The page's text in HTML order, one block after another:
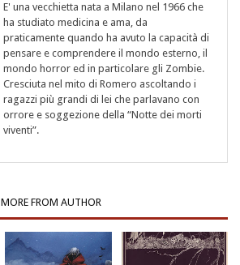
E' una vecchietta nata a Milano nel 1966 che
ha studiato medicina e ama, da
praticamente quando ha avuto la capacità di
pensare e comprendere il mondo esterno, il
mondo horror ed in particolare gli Zombie.
Cresciuta nel mito di Romero ascoltando i
ragazzi più grandi di lei che parlavano con
orrore e soggezione della “Notte dei morti
viventi”.
MORE FROM AUTHOR